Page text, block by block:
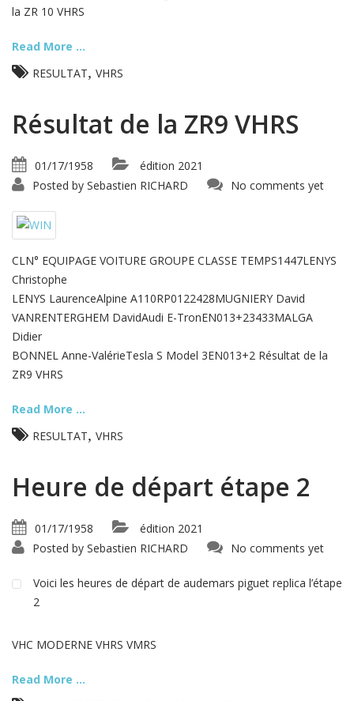
la ZR 10 VHRS
Read More ...
RESULTAT, VHRS
Résultat de la ZR9 VHRS
01/17/1958
édition 2021
Posted by Sebastien RICHARD No comments yet
CLN° EQUIPAGE VOITURE GROUPE CLASSE TEMPS1447LENYS
Christophe
LENYS LaurenceAlpine A110RP0122428MUGNIERY David
VANRENTERGHEM DavidAudi E-TronEN013+23433MALGA
Didier
BONNEL Anne-ValérieTesla S Model 3EN013+2 Résultat de la
ZR9 VHRS
Read More ...
RESULTAT, VHRS
Heure de départ étape 2
01/17/1958
édition 2021
Posted by Sebastien RICHARD No comments yet
Voici les heures de départ de audemars piguet replica l’étape
2
VHC MODERNE VHRS VMRS
Read More ...